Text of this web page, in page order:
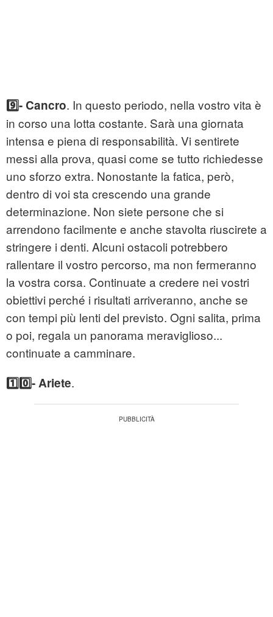
9️⃣- Cancro. In questo periodo, nella vostro vita è
in corso una lotta costante. Sarà una giornata
intensa e piena di responsabilità. Vi sentirete
messi alla prova, quasi come se tutto richiedesse
uno sforzo extra. Nonostante la fatica, però,
dentro di voi sta crescendo una grande
determinazione. Non siete persone che si
arrendono facilmente e anche stavolta riuscirete a
stringere i denti. Alcuni ostacoli potrebbero
rallentare il vostro percorso, ma non fermeranno
la vostra corsa. Continuate a credere nei vostri
obiettivi perché i risultati arriveranno, anche se
con tempi più lenti del previsto. Ogni salita, prima
o poi, regala un panorama meraviglioso...
continuate a camminare.
1️⃣0️⃣- Ariete.